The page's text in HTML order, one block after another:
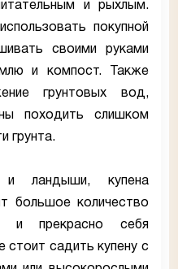
и рыхлым.
покупной
своими руками
и компост. Также
грунтовых вод,
походить слишком
грунта.
ландыши, купена
большое количество
и прекрасно себя
стоит садить купену с